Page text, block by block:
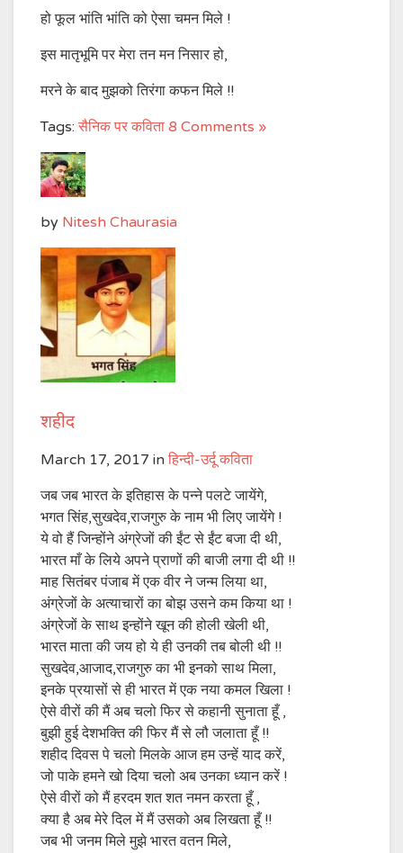
हो फूल भांति भांति को ऐसा चमन मिले !
इस मातृभूमि पर मेरा तन मन निसार हो,
मरने के बाद मुझको तिरंगा कफन मिले !!
Tags: सैनिक पर कविता 8 Comments »
by Nitesh Chaurasia
शहीद
March 17, 2017 in हिन्दी-उर्दू कविता
जब जब भारत के इतिहास के पन्ने पलटे जायेंगे,
भगत सिंह,सुखदेव,राजगुरु के नाम भी लिए जायेंगे !
ये वो हैं जिन्होंने अंग्रेजों की ईंट से ईंट बजा दी थी,
भारत माँ के लिये अपने प्राणों की बाजी लगा दी थी !!
माह सितंबर पंजाब में एक वीर ने जन्म लिया था,
अंग्रेजों के अत्याचारों का बोझ उसने कम किया था !
अंग्रेजों के साथ इन्होंने खून की होली खेली थी,
भारत माता की जय हो ये ही उनकी तब बोली थी !!
सुखदेव,आजाद,राजगुरु का भी इनको साथ मिला,
इनके प्रयासों से ही भारत में एक नया कमल खिला !
ऐसे वीरों की मैं अब चलो फिर से कहानी सुनाता हूँ ,
बुझी हुई देशभक्ति की फिर मैं से लौ जलाता हूँ !!
शहीद दिवस पे चलो मिलके आज हम उन्हें याद करें,
जो पाके हमने खो दिया चलो अब उनका ध्यान करें !
ऐसे वीरों को मैं हरदम शत शत नमन करता हूँ ,
क्या है अब मेरे दिल में मैं उसको अब लिखता हूँ !!
जब भी जनम मिले मुझे भारत वतन मिले,